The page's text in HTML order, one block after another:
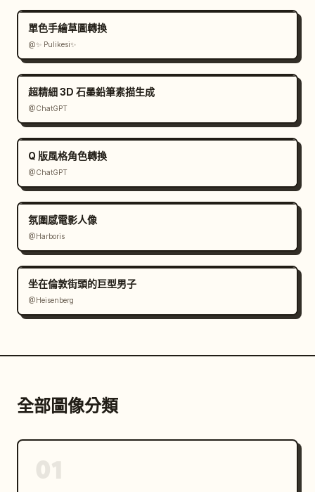
單色手繪草圖轉換
@✨ Pulikesi✨
超精細 3D 石墨鉛筆素描生成
@ChatGPT
Q 版風格角色轉換
@ChatGPT
氛圍感電影人像
@Harboris
坐在倫敦街頭的巨型男子
@Heisenberg
全部圖像分類